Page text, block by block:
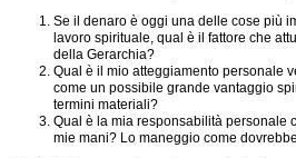
Sequenza
servizio
meditazione
Meditazioni
Argomenti
Argomenti
attuali
per
la
Menu
completo
Argomenti
Se il denaro è oggi una delle cose più
lavoro spirituale, qual è il fattore che
della Gerarchia?
Qual è il mio atteggiamento personale
come un possibile grande vantaggio
termini materiali?
Qual è la mia responsabilità personale
mie mani? Lo maneggio come